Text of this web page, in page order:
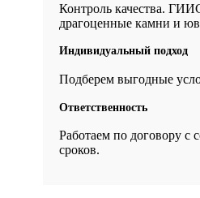
Контроль качества.
драгоценные камни и
Индивидуальный подход
Подберем выгодные
Ответственность
Работаем по договору с
сроков.